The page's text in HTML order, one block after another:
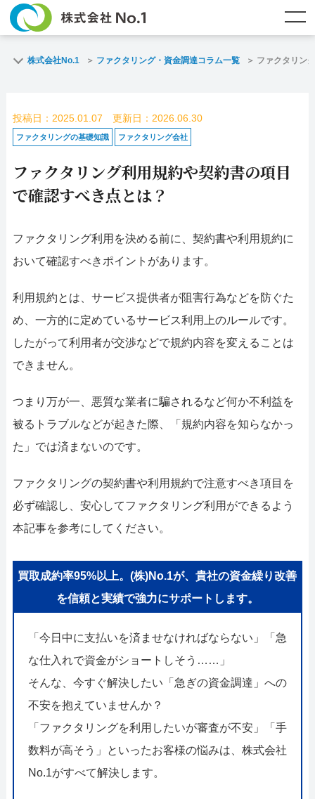
ファクタリングとは？
よくある質問 ファクタリング・資金調達コラム
企業情報 お問い合わせ
名古屋支店HP
お電話で
お問合せ
査定依頼
メールで
名古屋支店直通
052-414-4107
福岡支店直通
092-419-2433
おすすめ記事
ファクタリングで通りやすい会社はどういう会社？
株式会社No.1 ファクタリング・資金調達コラム一覧 ファクタリン
投稿日：2025.01.07 更新日：2026.06.30
ファクタリングの基礎知識 ファクタリング会社
ファクタリング利用規約や契約書の項目
で確認すべき点とは？
ファクタリング利用を決める前に、契約書や利用規約に
おいて確認すべきポイントがあります。
利用規約とは、サービス提供者が阻害行為などを防ぐた
め、一方的に定めているサービス利用上のルールです。
したがって利用者が交渉などで規約内容を変えることは
できません。
つまり万が一、悪質な業者に騙されるなど何か不利益を
被るトラブルなどが起きた際、「規約内容を知らなかっ
た」では済まないのです。
ファクタリングの契約書や利用規約で注意すべき項目を
必ず確認し、安心してファクタリング利用ができるよう
本記事を参考にしてください。
買取成約率95%以上。(株)No.1が、貴社の資金繰り改善
を信頼と実績で強力にサポートします。
「今日中に支払いを済ませなければならない」「急
な仕入れで資金がショートしそう……」
そんな、今すぐ解決したい「急ぎの資金調達」への
不安を抱えていませんか？
「ファクタリングを利用したいが審査が不安」「手
数料が高そう」といったお客様の悩みは、株式会社
No.1がすべて解決します。